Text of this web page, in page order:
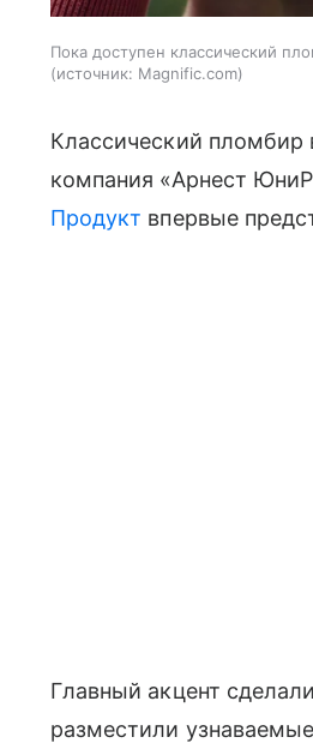
Пока доступен классический
источник: Magnific.com
Классический пломбир
компания «Арнест
Продукт впервые
Главный акцент
разместили